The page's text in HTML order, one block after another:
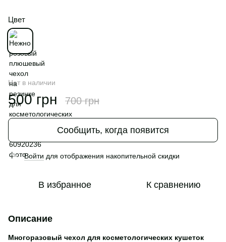
Цвет
Нет в наличии
500 грн 700 грн
Сообщить, когда появится
% Войти для отображения накопительной скидки
В избранное К сравнению
Описание
Многоразовый чехол для косметологических кушеток